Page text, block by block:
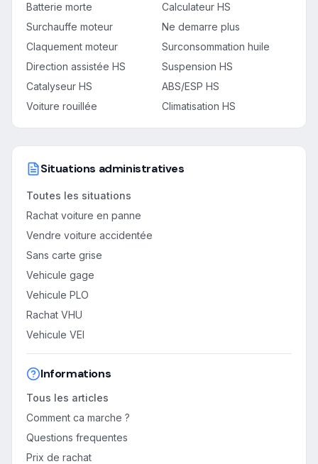
Batterie morte
Calculateur HS
Surchauffe moteur
Ne demarre plus
Claquement moteur
Surconsommation huile
Direction assistée HS
Suspension HS
Catalyseur HS
ABS/ESP HS
Voiture rouillée
Climatisation HS
Situations administratives
Toutes les situations
Rachat voiture en panne
Vendre voiture accidentée
Sans carte grise
Vehicule gage
Vehicule PLO
Rachat VHU
Vehicule VEI
Informations
Tous les articles
Comment ca marche ?
Questions frequentes
Prix de rachat